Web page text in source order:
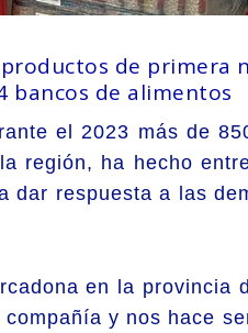
de primera
bancos de alimentos
el 2023 más de
región, ha hecho
respuesta a las
en la provincia
y nos hace